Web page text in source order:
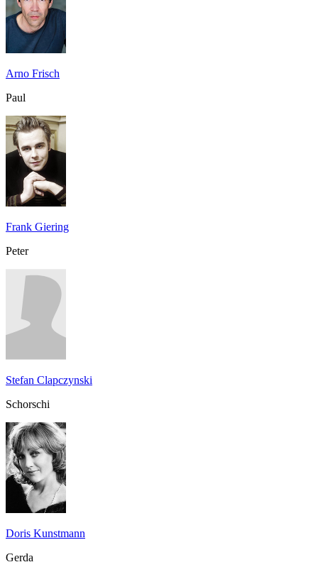
Arno Frisch
Paul
Frank Giering
Peter
Stefan Clapczynski
Schorschi
Doris Kunstmann
Gerda